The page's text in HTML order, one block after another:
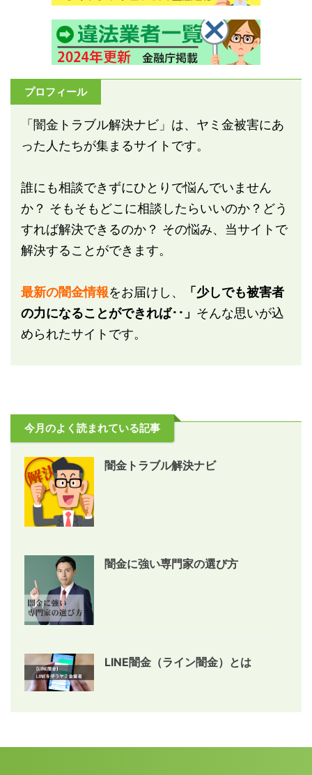
プロフィール
「闇金トラブル解決ナビ」は、ヤミ金被害にあ
った人たちが集まるサイトです。
誰にも相談できずにひとりで悩んでいません
か？ そもそもどこに相談したらいいのか？どう
すれば解決できるのか？ その悩み、当サイトで
解決することができます。
最新の闇金情報をお届けし、
「少しでも被害者
の力になることができれば･･」 そんな思いが込
められたサイトです。
今月のよく読まれている記事
闇金トラブル解決ナビ
闇金に強い専門家の選び方
LINE闇金（ライン闇金）とは